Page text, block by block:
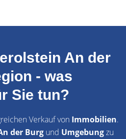
An der
- was
Sie tun?
Verkauf von Immobilien.
der Burg und Umgebungzu